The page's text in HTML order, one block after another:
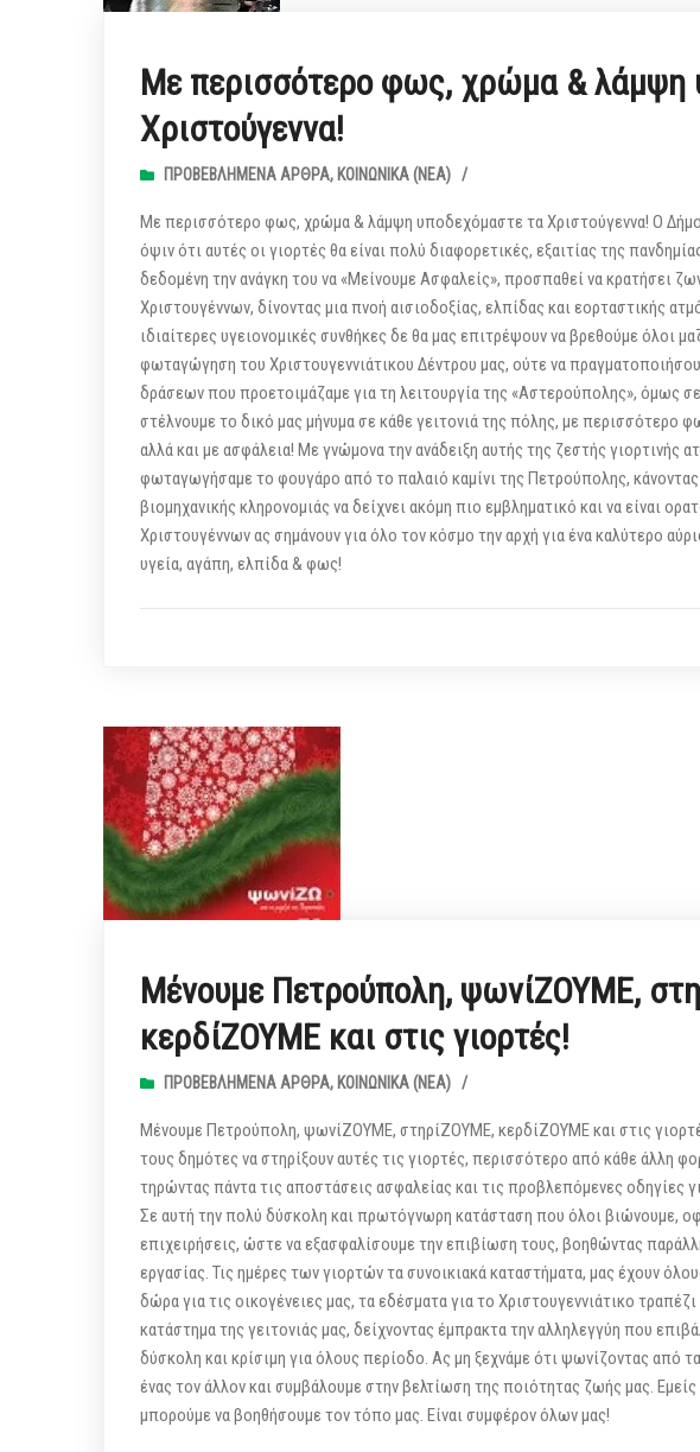
Με περισσότερο φως, χρώμα & λάμψη
Χριστούγεννα!
ΠΡΟΒΕΒΛΗΜΈΝΑ ΆΡΘΡΑ, ΚΟΙΝΩΝΙΚΆ (ΝΕΑ) /
Με περισσότερο φως, χρώμα & λάμψη υποδεχόμαστε τα Χριστούγεννα! Ο
όψιν ότι αυτές οι γιορτές θα είναι πολύ διαφορετικές, εξαιτίας της
δεδομένη την ανάγκη του να «Μείνουμε Ασφαλείς», προσπαθεί να κρατήσει
Χριστουγέννων, δίνοντας μια πνοή αισιοδοξίας, ελπίδας και εορταστικής
ιδιαίτερες υγειονομικές συνθήκες δε θα μας επιτρέψουν να βρεθούμε όλοι
φωταγώγηση του Χριστουγεννιάτικου Δέντρου μας, ούτε να
δράσεων που προετοιμάζαμε για τη λειτουργία της «Αστερούπολης», όμως
στέλνουμε το δικό μας μήνυμα σε κάθε γειτονιά της πόλης, με περισσότερο
αλλά και με ασφάλεια! Με γνώμονα την ανάδειξη αυτής της ζεστής γιορτινής
φωταγωγήσαμε το φουγάρο από το παλαιό καμίνι της Πετρούπολης, κάνοντας
βιομηχανικής κληρονομιάς να δείχνει ακόμη πιο εμβληματικό και να είναι
Χριστουγέννων ας σημάνουν για όλο τον κόσμο την αρχή για ένα καλύτερο
υγεία, αγάπη, ελπίδα & φως!
Μένουμε Πετρούπολη, ψωνίΖΟΥΜΕ,
κερδίΖΟΥΜΕ και στις γιορτές!
ΠΡΟΒΕΒΛΗΜΈΝΑ ΆΡΘΡΑ, ΚΟΙΝΩΝΙΚΆ (ΝΕΑ) /
Μένουμε Πετρούπολη, ψωνίΖΟΥΜΕ, στηρίΖΟΥΜΕ, κερδίΖΟΥΜΕ και στις
τους δημότες να στηρίξουν αυτές τις γιορτές, περισσότερο από κάθε άλλη
τηρώντας πάντα τις αποστάσεις ασφαλείας και τις προβλεπόμενες οδηγίες
Σε αυτή την πολύ δύσκολη και πρωτόγνωρη κατάσταση που όλοι βιώνουμε,
επιχειρήσεις, ώστε να εξασφαλίσουμε την επιβίωση τους, βοηθώντας
εργασίας. Τις ημέρες των γιορτών τα συνοικιακά καταστήματα, μας έχουν
δώρα για τις οικογένειες μας, τα εδέσματα για το Χριστουγεννιάτικο
κατάστημα της γειτονιάς μας, δείχνοντας έμπρακτα την αλληλεγγύη που
δύσκολη και κρίσιμη για όλους περίοδο. Ας μη ξεχνάμε ότι ψωνίζοντας από
ένας τον άλλον και συμβάλουμε στην βελτίωση της ποιότητας ζωής μας.
μπορούμε να βοηθήσουμε τον τόπο μας. Είναι συμφέρον όλων μας!